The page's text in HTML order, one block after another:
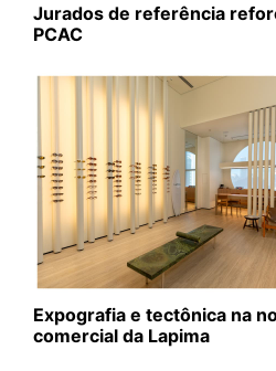
Jurados de referência
PCAC
Expografia e tectônica na
comercial da Lapima